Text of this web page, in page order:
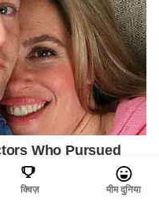
क्विज़ मीम दुनिया